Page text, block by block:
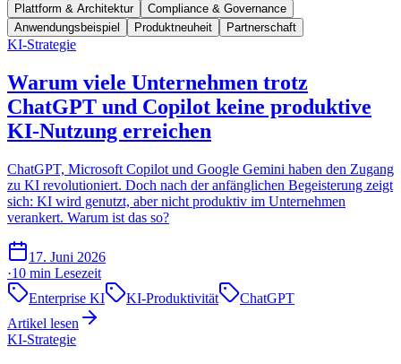
Plattform & Architektur
Compliance & Governance
Anwendungsbeispiel
Produktneuheit Partnerschaft
KI-Strategie
Warum viele Unternehmen trotz
ChatGPT und Copilot keine produktive
KI-Nutzung erreichen
ChatGPT, Microsoft Copilot und Google Gemini haben den Zugang
zu KI revolutioniert. Doch nach der anfänglichen Begeisterung zeigt
sich: KI wird genutzt, aber nicht produktiv im Unternehmen
verankert. Warum ist das so?
17. Juni 2026
·10 min Lesezeit
Enterprise KI
KI-Produktivität
ChatGPT
Artikel lesen
KI-Strategie